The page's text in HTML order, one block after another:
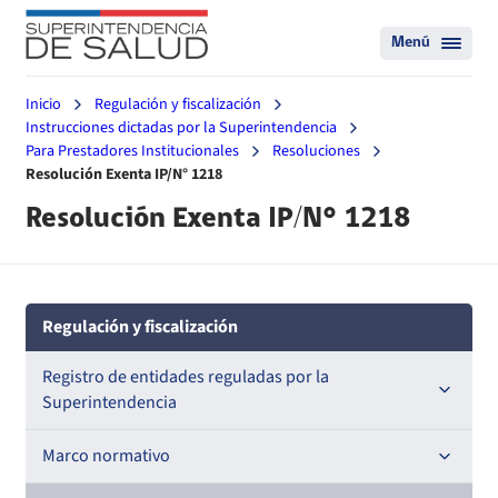
Menú
Inicio
Regulación y fiscalización
Instrucciones dictadas por la Superintendencia
Para Prestadores Institucionales
Resoluciones
Resolución Exenta IP/N° 1218
Resolución Exenta IP/N° 1218
Regulación y fiscalización
Registro de entidades reguladas por la
Superintendencia
Registro de Prestadores Acreditados
Marco normativo